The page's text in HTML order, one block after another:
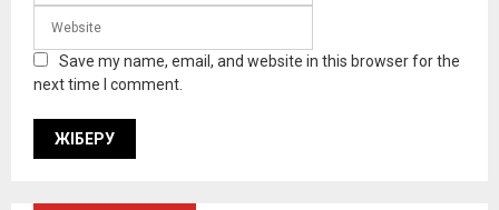
Save my name, email, and website in this browser for the
next time I comment.